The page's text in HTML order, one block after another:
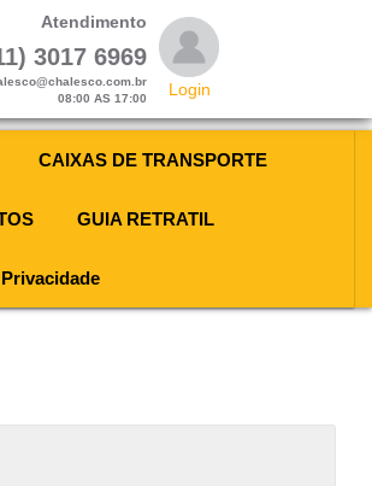
Atendimento
3017 6969
08:00 AS 17:00
Login
CAIXAS DE TRANSPORTE
GUIA RETRATIL